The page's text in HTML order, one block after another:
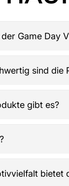
Game Day
Trikots,
sind die
gibt es?
kommen
Flag
bietet